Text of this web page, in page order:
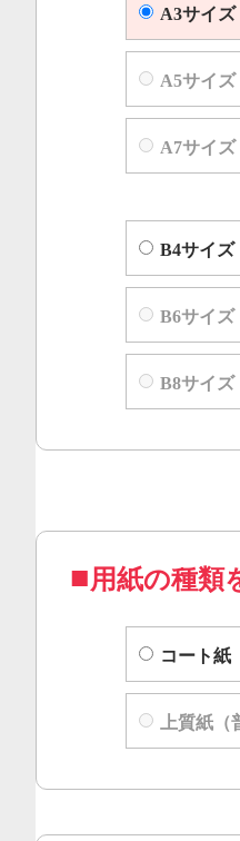
A3サイズ
A5サイズ
A7サイズ
B4サイズ
B6サイズ
B8サイズ
用紙の種類
コート紙
上質紙（